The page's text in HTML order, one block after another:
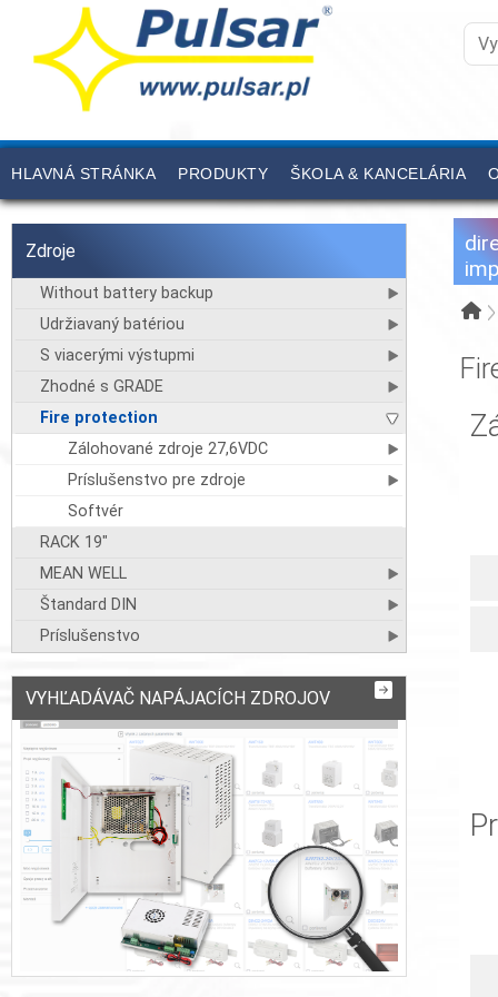
HLAVNÁ STRÁNKA PRODUKTY ŠKOLA & KANCELÁRIA
Zdroje
Without battery backup
Udržiavaný batériou
S viacerými výstupmi
Zhodné s GRADE
Fire protection
Zálohované zdroje 27,6VDC
Príslušenstvo pre zdroje
Softvér
RACK 19"
MEAN WELL
Štandard DIN
Príslušenstvo
VYHĽADÁVAČ NAPÁJACÍCH ZDROJOV